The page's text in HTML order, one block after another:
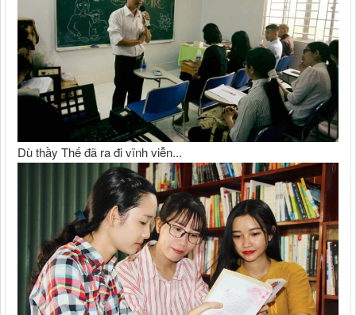
Dù thầy Thế đã ra đi vĩnh viễn...